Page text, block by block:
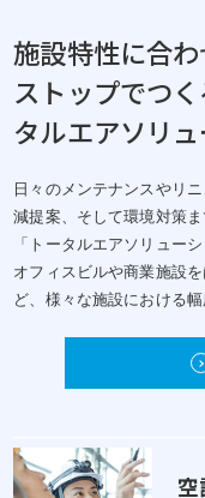
ダイキン東日本ＥＩ技
合併に関するお知らせ
2024年06月11日
静岡県フロン回収事業協
外務省NGO連携無償資
2024年04月02日
2024年 入社式
施設特性に合
ストップでつ
タルエアソリュ
日々のメンテナンスやリ
減提案、そして環境対策
「トータルエアソリュー
オフィスビルや商業施設
ど、様々な施設における